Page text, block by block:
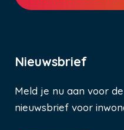
Nieuwsbrief
Meld je nu aan voor
nieuwsbrief voor